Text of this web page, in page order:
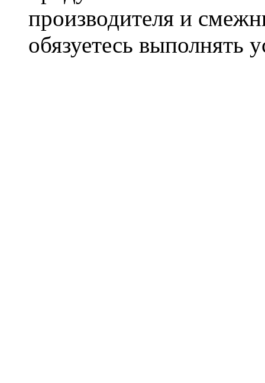
производителя и
обязуетесь выполнять